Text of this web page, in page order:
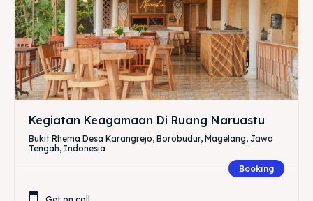
Kegiatan Keagamaan Di Ruang Naruastu
Bukit Rhema Desa Karangrejo, Borobudur, Magelang, Jawa
Tengah, Indonesia
Booking